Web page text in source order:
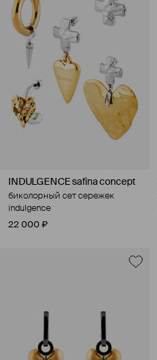
INDULGENCE safina concept
биколорный сет сережек
indulgence
22 000 ₽